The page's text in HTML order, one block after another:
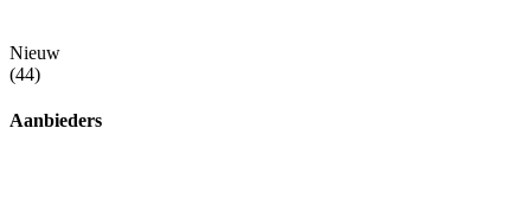
Nieuw
(44)
Aanbieders